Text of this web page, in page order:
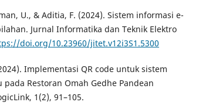
U., & Aditia, F. (2024). Sistem informasi e-
Jurnal Informatika dan Teknik Elektro
doi.org/10.23960/jitet.v12i3S1.5300
Implementasi QR code untuk sistem
Restoran Omah Gedhe Pandean
1(2), 91–105.